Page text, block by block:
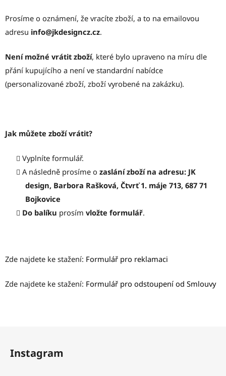
Prosíme o oznámení, že vracíte zboží, a to na emailovou
adresu info@jkdesigncz.cz.
Není možné vrátit zboží, které bylo upraveno na míru dle
přání kupujícího a není ve standardní nabídce
(personalizované zboží, zboží vyrobené na zakázku).
Jak můžete zboží vrátit?
Vyplníte formulář.
A následně prosíme o zaslání zboží na adresu: JK
design, Barbora Rašková, Čtvrť 1. máje 713, 687 71
Bojkovice
Do balíku prosím vložte formulář.
Zde najdete ke stažení: Formulář pro reklamaci
Zde najdete ke stažení: Formulář pro odstoupení od Smlouvy
Instagram